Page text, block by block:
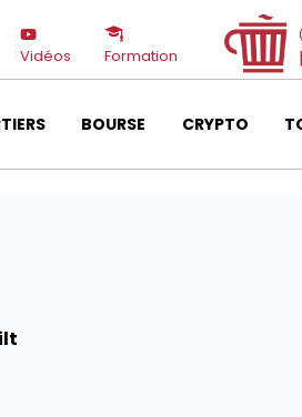
Vidéos Formation
BOURSE CRYPTO